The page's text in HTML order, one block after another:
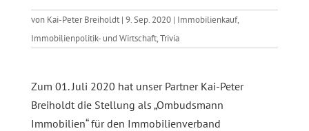
von Kai-Peter Breiholdt| 9. Sep. 2020| Immobilienkauf,
Immobilienpolitik- und Wirtschaft,Trivia
Zum 01. Juli 2020 hat unser Partner Kai-Peter
Breiholdt die Stellung als „Ombudsmann
Immobilien“ für den Immobilienverband